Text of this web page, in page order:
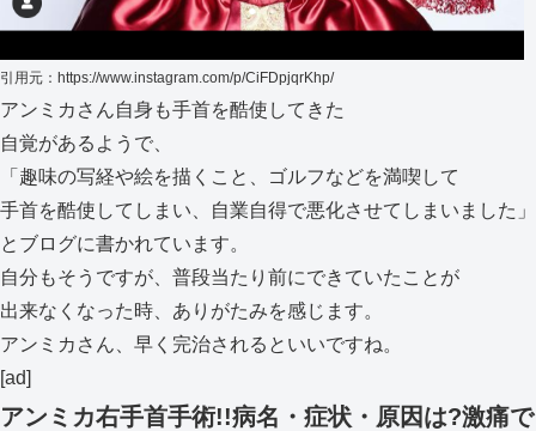
引用元：https://www.instagram.com/p/CiFDpjqrKhp/
アンミカさん自身も手首を酷使してきた
自覚があるようで、
「趣味の写経や絵を描くこと、ゴルフなどを満喫して
手首を酷使してしまい、自業自得で悪化させてしまいました」
とブログに書かれています。
自分もそうですが、普段当たり前にできていたことが
出来なくなった時、ありがたみを感じます。
アンミカさん、早く完治されるといいですね。
[ad]
アンミカ右手首手術!!病名・症状・原因は?激痛で